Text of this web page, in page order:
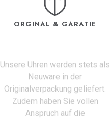
ORGINAL & GARATIE
Unsere Uhren werden stets als
Neuware in der
Originalverpackung geliefert.
Zudem haben Sie vollen
Anspruch auf die